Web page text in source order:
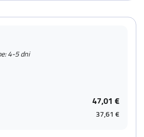
4-5 dni
47,01 €
37,61 €